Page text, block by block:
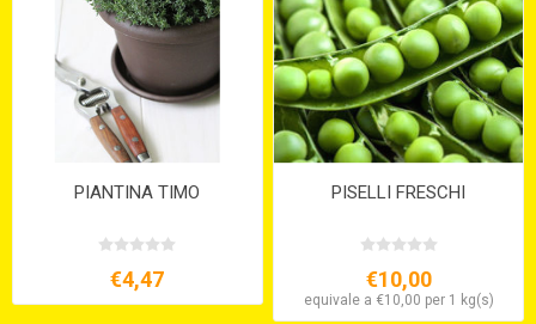
PIANTINA TIMO
€4,47
PISELLI FRESCHI
€10,00
equivale a €10,00 per 1 kg(s)